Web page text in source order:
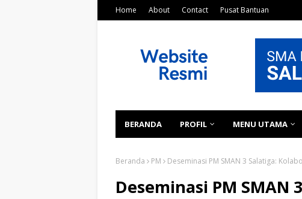
Home About Contact Pusat Bantuan
BERANDA PROFIL MENU UTAMA
Beranda PM Deseminasi PM SMAN 3 Salatiga:
Deseminasi PM SMAN